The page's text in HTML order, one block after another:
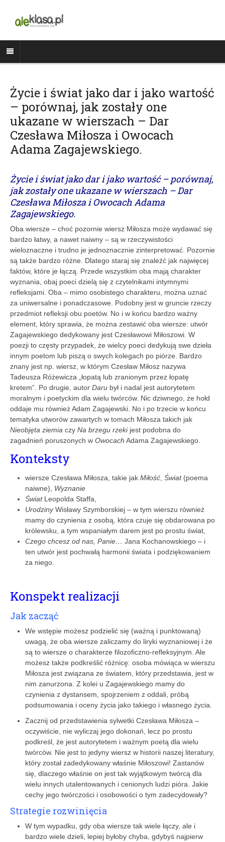
Życie i świat jako dar i jako wartość
– porównaj, jak zostały one
ukazane ­w wierszach – Dar
Czesława Miłosza i Owocach
Adama Zagajewskiego.
Życie i świat jako dar i jako wartość – porównaj,
jak zostały one ukazane ­w wierszach – Dar
Czesława Miłosza i Owocach Adama
Zagajewskiego.
Oba wiersze – choć pozornie wiersz Miłosza może wydawać się
bardzo łatwy, a nawet naiwny – są w rzeczywistości
wieloznaczne i trudno je jednoznacznie zinterpretować. Pozornie
są także bardzo różne. Dlatego staraj się znaleźć jak najwięcej
faktów, które je łączą. Przede wszystkim oba mają charakter
wyznania, obaj poeci dzielą się z czytelnikami intymnymi
refleksjami. Oba – mimo osobistego charakteru, można uznać
za uniwersalne i ponadczasowe. Podobny jest w gruncie rzeczy
przedmiot refleksji obu poetów. No i w końcu bardzo ważny
element, który sprawia, że można zestawić oba wiersze: utwór
Zagajewskiego dedykowany jest Czesławowi Miłoszowi. W
poezji to częs­ty przypadek, że wielcy poeci dedykują swe dzieła
innym poetom lub piszą o swych kolegach po piórze. Bardzo
znany jest np. wiersz, w którym Czesław Miłosz nazywa
Tadeusza Różewicza „łopatą lub zranionym przez łopatę
kretem”. Po drugie, autor Daru był i nadal jest autorytetem
moralnym i poetyckim dla wielu twórców. Nic dziwnego, że hołd
oddaje mu również Adam Zagajewski. No i po trzecie w końcu
tematyka utworów zawartych w tomach Miłosza takich jak
Nieobjęta ziemia czy Na brzegu rzekijest podobna do
zagadnień poruszonych w Owocach Adama Zagajewskiego.
Konteksty
wiersze Czesława Miłosza, takie jak Miłość Świat(poema
naiwne), Wyznanie
ŚwiatLeopolda Staffa,
UrodzinyWisławy Szymborskiej – w tym wierszu również
mamy do czynienia z osobą, która czuje się obdarowana po
królewsku, a tym wspaniałym darem jest po prostu świat,
Czego chcesz od nas, Panie… Jana Kochanowskiego – i
ten utwór jest pochwałą harmonii świata i podziękowaniem
za niego.
Konspekt realizacji
Jak zacząć
We wstępie możesz podzielić się (ważną i punktowaną)
uwagą, że oba wiersze zaliczamy do liryki wyznaniowej i że
są to wiersze o charakterze filozoficzno-refleksyjnym. Ale
możesz także podkreślić różnicę: osoba mówiąca w wierszu
Miłosza jest związana ze światem, który przedstawia, jest w
nim zanurzona. Z kolei u Zagajewskiego mamy do
czynienia z dystansem, spojrzeniem z oddali, próbą
podsumowania i oceny życia jako takiego i własnego życia.
Zacznij od przedstawienia sylwetki Czesława Miłosza –
oczywiście, nie wyliczaj jego dokonań, lecz po prostu
podkreśl, że jest autorytetem i ważnym poetą dla wielu
twórców. Nie jest to jedyny wiersz w historii naszej literatury,
który został zadedykowany właśnie Miłoszowi! Zastanów
się, dlaczego właśnie on jest tak wyjątkowym twórcą dla
wielu innych utalentowanych i cenionych ludzi pióra. Jakie
cechy jego twórczości i osobowości o tym zadecydowały?
Strategie rozwinięcia
W tym wypadku, gdy oba wiersze tak wiele łączy, ale i
bardzo wiele dzieli, lepiej byłoby chyba, gdybyś najpierw